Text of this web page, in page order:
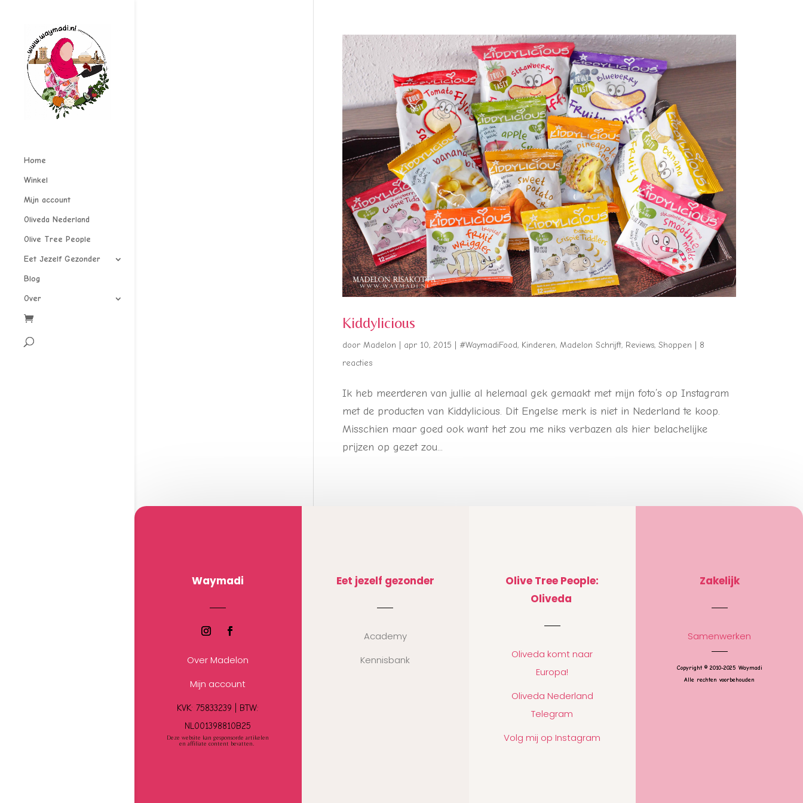
Home
Winkel
Mijn account
Oliveda Nederland
Olive Tree People
Eet Jezelf Gezonder
Blog
Over
Kiddylicious
doorMadelon apr 10, 2015 #WaymadiFood, Kinderen,Madelon Schrijft, Reviews,Shoppen
8
reacties
Ik heb meerderen van jullie al helemaal gek gemaakt met mijn foto’s op Instagram
met de producten van Kiddylicious. Dit Engelse merk is niet in Nederland te koop.
Misschien maar goed ook want het zou me niks verbazen als hier belachelijke
prijzen op gezet zou...
Waymadi
Over Madelon
Mijn account
KVK: 75833239 | BTW:
NL001398810B25
Deze website kan gesponsorde artikelen
en affiliate content bevatten.
Eet jezelf gezonder
Academy
Kennisbank
Olive Tree People:
Oliveda
Oliveda komt naar
Europa!
Oliveda Nederland
Telegram
Volg mij op Instagram
Zakelijk
Samenwerken
Copyright © 2010-2025 Waymadi
Alle rechten voorbehouden